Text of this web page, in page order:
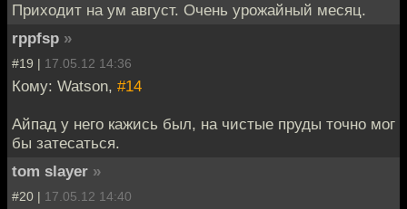
Приходит на ум август. Очень урожайный месяц.
rppfsp »
#19 | 17.05.12 14:36
Кому: Watson, #14
Айпад у него кажись был, на чистые пруды точно мог
бы затесаться.
tom slayer »
#20 | 17.05.12 14:40